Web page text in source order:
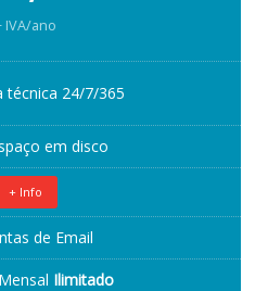
IVA/ano
técnica 24/7/365
em disco
+ Info
de Email
Ilimitado